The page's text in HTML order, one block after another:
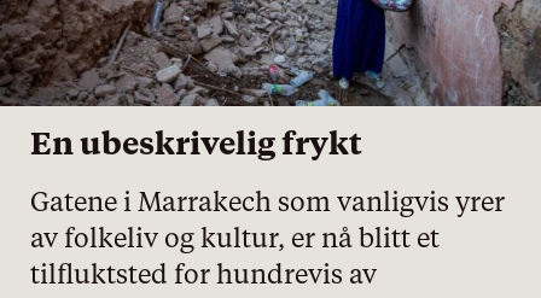
En ubeskrivelig frykt
Gatene i Marrakech som vanligvis yrer
av folkeliv og kultur, er nå blitt et
tilfluktsted for hundrevis av